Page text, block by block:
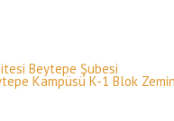
Beytepe Şubesi
Kampüsü K-1 Blok